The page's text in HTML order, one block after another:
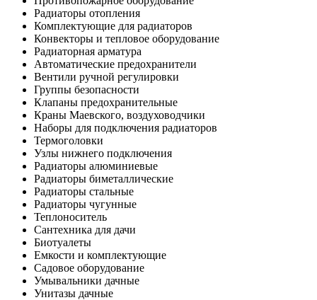
Радиаторы отопления
Комплектующие для радиаторов
Конвекторы и тепловое оборудование
Радиаторная арматура
Автоматические предохранители
Вентили ручной регулировки
Группы безопасности
Клапаны предохранительные
Краны Маевского, воздуховодчики
Наборы для подключения радиаторов
Термоголовки
Узлы нижнего подключения
Радиаторы алюминиевые
Радиаторы биметаллические
Радиаторы стальные
Радиаторы чугунные
Теплоноситель
Сантехника для дачи
Биотуалеты
Емкости и комплектующие
Садовое оборудование
Умывальники дачные
Унитазы дачные